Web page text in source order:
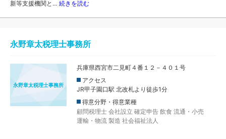
新等支援機関と… 続きを読む
永野章太税理士事務所
永野章太税理士事務所
兵庫県西宮市二見町４番１２－４０１号
アクセス
JR甲子園口駅 北改札より徒歩1分
得意分野・得意業種
顧問税理士 会社設立 確定申告 飲食 流通・小売
運輸・物流 製造 社会福祉法人